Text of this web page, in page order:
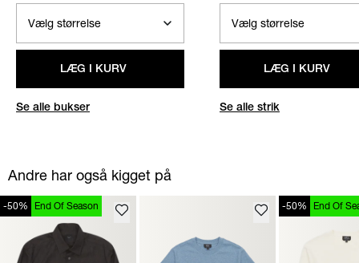
LÆG I KURV
Se alle bukser
LÆG I KURV
Se alle strik
Andre har også kigget på
-50% End Of Season -50% End Of